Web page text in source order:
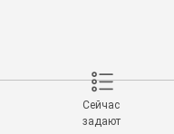
Сейчас
задают